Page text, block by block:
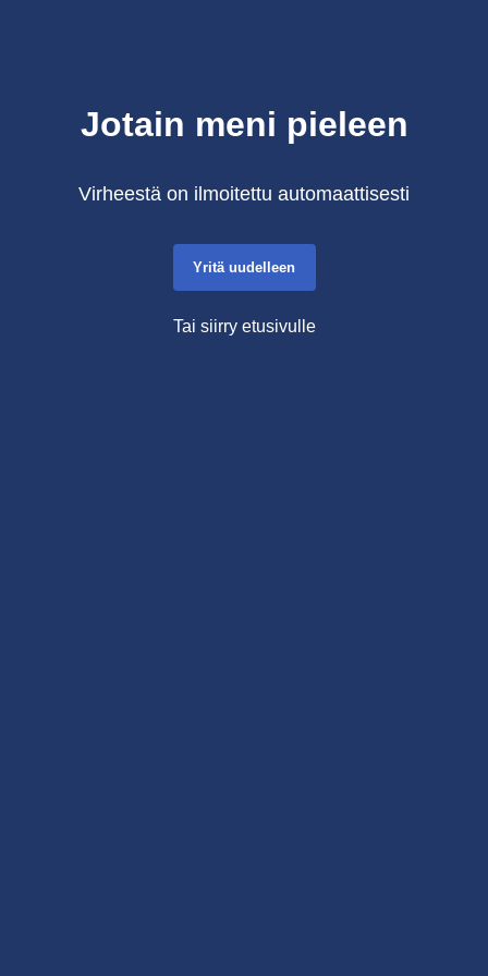
Jotain meni pieleen
Virheestä on ilmoitettu automaattisesti
Yritä uudelleen
Tai siirry etusivulle